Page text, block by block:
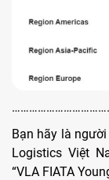
Bạn hãy là
Logistics Việt
“VLA FIATA